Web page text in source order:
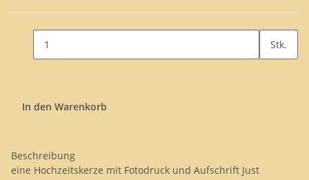
Stk.
In den Warenkorb
Beschreibung
eine Hochzeitskerze mit Fotodruck und Aufschrift Just